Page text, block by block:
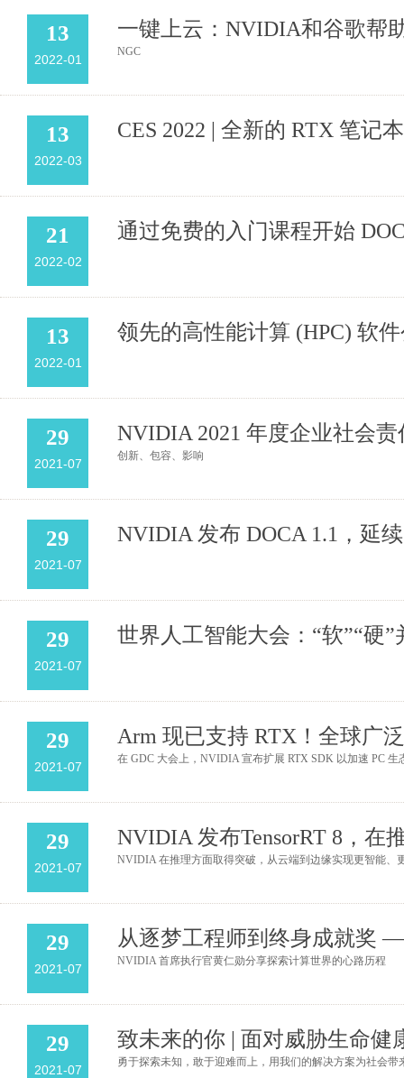
13
2022-01
一键上云：NVIDIA和谷歌帮
NGC
13
2022-03
CES 2022 | 全新的 RTX 笔记
21
2022-02
通过免费的入门课程开始
13
2022-01
领先的高性能计算 (HPC) 软
29
2021-07
NVIDIA 2021 年度企业社会
创新、包容、影响
29
2021-07
NVIDIA 发布 DOCA 1.1，延
29
2021-07
世界人工智能大会：“软”“硬
29
2021-07
Arm 现已支持 RTX！全球广
在 GDC 大会上，NVIDIA 宣布扩展 RTX SDK 以加速 PC 生
29
2021-07
NVIDIA 发布TensorRT 8，在
NVIDIA 在推理方面取得突破，从云端到边缘实现更智能、
29
2021-07
从逐梦工程师到终身成就奖
NVIDIA 首席执行官黄仁勋分享探索计算世界的心路历程
29
2021-07
致未来的你 | 面对威胁生命
勇于探索未知，敢于迎难而上，用我们的解决方案为社会